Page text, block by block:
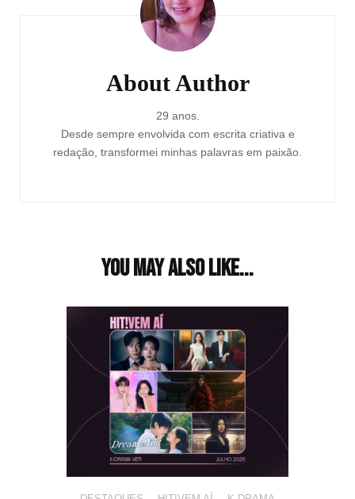
About Author
29 anos.
Desde sempre envolvida com escrita criativa e
redação, transformei minhas palavras em paixão.
You may also like...